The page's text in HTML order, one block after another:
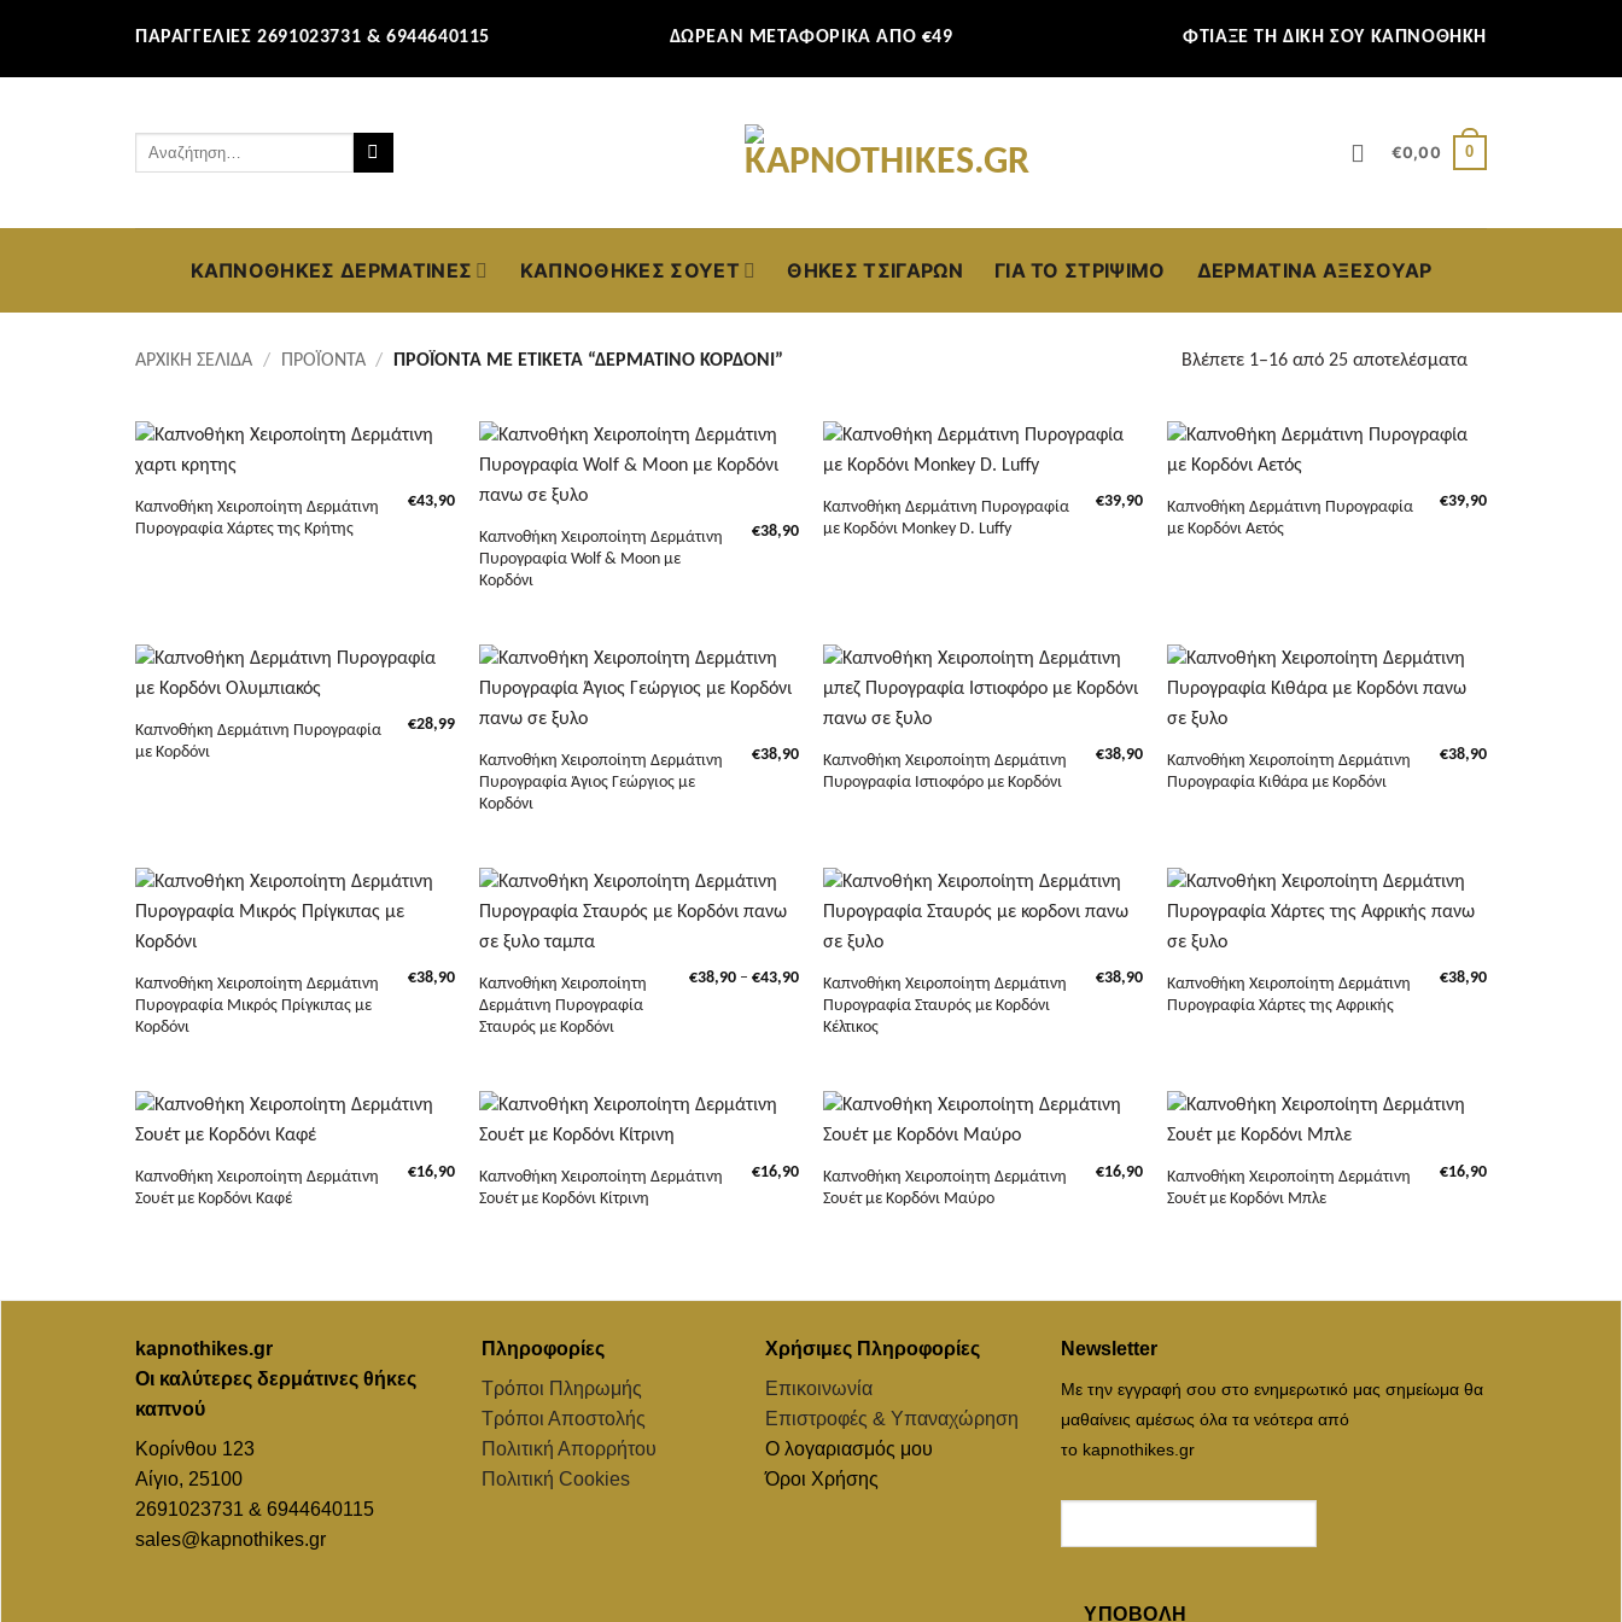
περιεχόμενο
ΠΑΡΑΓΓΕΛΊΕΣ 2691023731 & 6944640115 ΔΩΡΕΑΝ ΜΕΤΑΦΟΡΙΚΑ ΑΠΟ €49 ΦΤΙΑΞΕ ΤΗ ΔΙΚΗ ΣΟΥ ΚΑΠΝΟΘΗΚΗ
€0,00 0
ΚΑΠΝΟΘΉΚΕΣ ΔΕΡΜΆΤΙΝΕΣ ΚΑΠΝΟΘΉΚΕΣ ΣΟΥΈΤ ΘΉΚΕΣ ΤΣΙΓΆΡΩΝ ΓΙΑ ΤΟ ΣΤΡΊΨΙΜΟ ΔΕΡΜΆΤΙΝΑ ΑΞΕΣΟΥΆΡ
ΑΡΧΙΚΉ ΣΕΛΊΔΑ / ΠΡΟΪΌΝΤΑ / ΠΡΟΪΌΝΤΑ ΜΕ ΕΤΙΚΈΤΑ “ΔΕΡΜΆΤΙΝΟ ΚΟΡΔΌΝΙ” Βλέπετε 1–16 από 25 αποτελέσματα
+
Καπνοθήκη Χειροποίητη Δερμάτινη
Πυρογραφία Χάρτες της Κρήτης
€43,90
+
Καπνοθήκη Χειροποίητη Δερμάτινη
Πυρογραφία Wolf & Moon με
Κορδόνι
€38,90
+
Καπνοθήκη Δερμάτινη Πυρογραφία
με Κορδόνι Monkey D. Luffy
€39,90
+
Καπνοθήκη Δερμάτινη Πυρογραφία
με Κορδόνι Αετός
€39,90
+
Καπνοθήκη Δερμάτινη Πυρογραφία
με Κορδόνι
€28,99
+
Καπνοθήκη Χειροποίητη Δερμάτινη
Πυρογραφία Άγιος Γεώργιος με
Κορδόνι
€38,90
+
Καπνοθήκη Χειροποίητη Δερμάτινη
Πυρογραφία Ιστιοφόρο με Κορδόνι
€38,90
+
Καπνοθήκη Χειροποίητη Δερμάτινη
Πυρογραφία Κιθάρα με Κορδόνι
€38,90
+
Καπνοθήκη Χειροποίητη Δερμάτινη
Πυρογραφία Μικρός Πρίγκιπας με
Κορδόνι
€38,90
+
Καπνοθήκη Χειροποίητη
Δερμάτινη Πυρογραφία
Σταυρός με Κορδόνι
€38,90 – €43,90Price
range:
€38,90
through
Καπνοθήκη Χειροποίητη Δερμάτινη
Πυρογραφία Σταυρός με Κορδόνι
Κέλτικος
€38,90
+
Καπνοθήκη Χειροποίητη Δερμάτινη
Πυρογραφία Χάρτες της Αφρικής
€38,90
+
Καπνοθήκη Χειροποίητη Δερμάτινη
Σουέτ με Κορδόνι Καφέ
€16,90
+
Καπνοθήκη Χειροποίητη Δερμάτινη
Σουέτ με Κορδόνι Κίτρινη
€16,90
+
Καπνοθήκη Χειροποίητη Δερμάτινη
Σουέτ με Κορδόνι Μαύρο
€16,90
+
Καπνοθήκη Χειροποίητη Δερμάτινη
Σουέτ με Κορδόνι Μπλε
€16,90
kapnothikes.gr
Οι καλύτερες δερμάτινες θήκες
καπνού
Κορίνθου 123
Αίγιο, 25100
2691023731 & 6944640115
sales@kapnothikes.gr
Πληροφορίες
Τρόποι Πληρωμής
Τρόποι Αποστολής
Πολιτική Απορρήτου
Πολιτική Cookies
Χρήσιμες Πληροφορίες
Επικοινωνία
Επιστροφές & Υπαναχώρηση
Ο λογαριασμός μου
Όροι Χρήσης
Newsletter
Με την εγγραφή σου στο ενημερωτικό μας σημείωμα θα
μαθαίνεις αμέσως όλα τα νεότερα από
το kapnothikes.gr
ΥΠΟΒΟΛΉ